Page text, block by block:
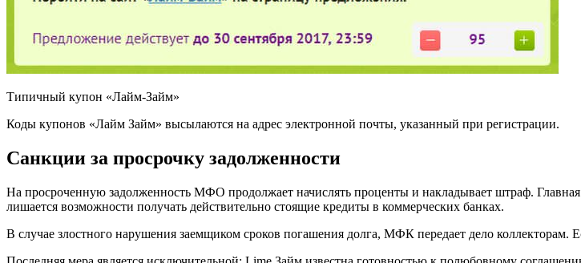
Типичный купон «Лайм-Займ»
Коды купонов «Лайм Займ» высылаются на адрес электронной почты, указанный при регистрации.
Санкции за просрочку задолженности
На просроченную задолженность МФО продолжает начислять проценты и накладывает штраф.
лишается возможности получать действительно стоящие кредиты в коммерческих банках.
В случае злостного нарушения заемщиком сроков погашения долга, МФК передает дело коллекторам.